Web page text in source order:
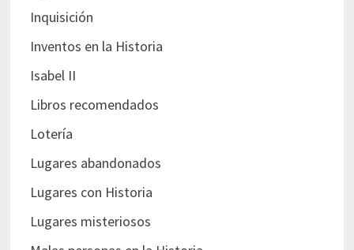
Inquisición
Inventos en la Historia
Isabel II
Libros recomendados
Lotería
Lugares abandonados
Lugares con Historia
Lugares misteriosos